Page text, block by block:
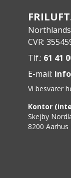
R-
CVR:
Tlf.: 61 41
E-mail:
Vi besvarer
Kontor
Skejby
8200 Aarhus